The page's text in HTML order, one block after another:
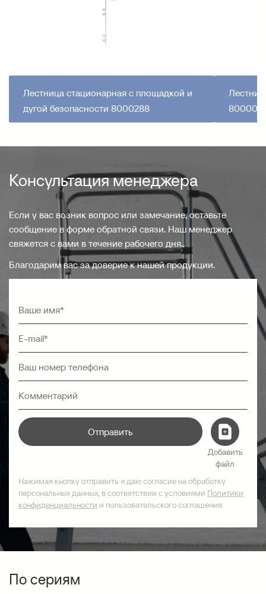
Лестница стационарная с площадкой и
дугой безопасности 8000288
8000071
Консультация менеджера
Если у вас возник вопрос или замечание, оставьте
сообщение в форме обратной связи. Наш менеджер
свяжется с вами в течение рабочего дня..
Благодарим вас за доверие к нашей продукции.
Отправить
Добавить
файл
Нажимая кнопку отправить я даю согласие на обработку
персональных данных, в соответствии с условиями Политики
конфиденциальности и пользовательского соглашения
По сериям